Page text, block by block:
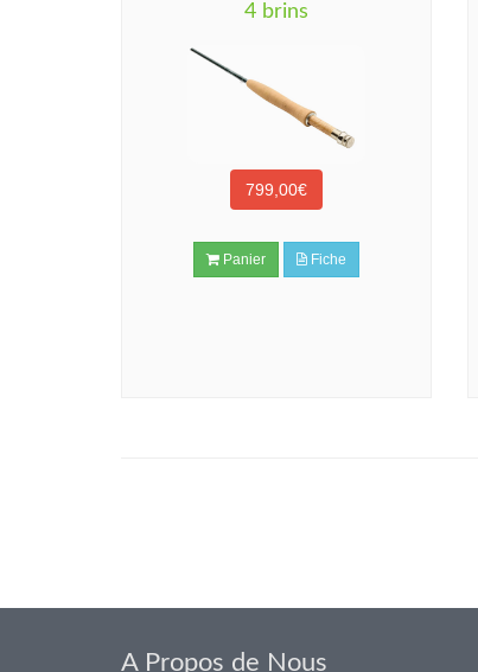
4 brins
799,00€
Panier Fiche
A Propos de Nous